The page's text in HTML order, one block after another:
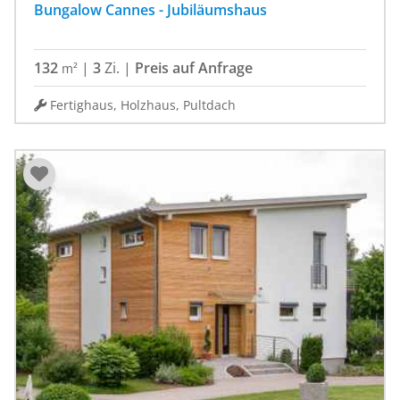
Bungalow Cannes - Jubiläumshaus
132 m² | 3Zi. | Preis auf Anfrage
Fertighaus, Holzhaus, Pultdach